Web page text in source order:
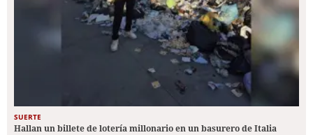
SUERTE
Hallan un billete de lotería millonario en un basurero de Italia